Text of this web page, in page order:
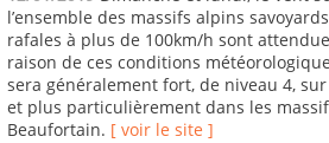
l’ensemble des massifs alpins
rafales à plus de 100km/h sont
raison de ces conditions
sera généralement fort, de niveau 4,
et plus particulièrement dans les
Beaufortain. [ voir le site ]